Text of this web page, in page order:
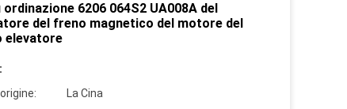
ordinazione 6206 064S2 UA008A del
del freno magnetico del motore del
elevatore
La Cina